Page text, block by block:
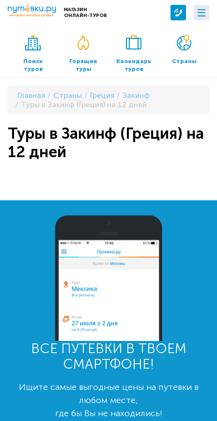
МАГАЗИН
ОНЛАЙН-ТУРОВ
Сервисы
Бронирование отелей
Трансфер
О компании
О нас
Контакты
Документы и реквизиты
Поиск
туров
Горящие
туры
Календарь
туров
Страны
Главная Страны Греция
Закинф
Туры в Закинф (Греция) на 12 дней
Туры в Закинф (Греция) на
12 дней
ВСЕ ПУТЕВКИ В ТВОЕМ
СМАРТФОНЕ!
Ищите самые выгодные цены на путевки в
любом месте,
где бы Вы не находились!